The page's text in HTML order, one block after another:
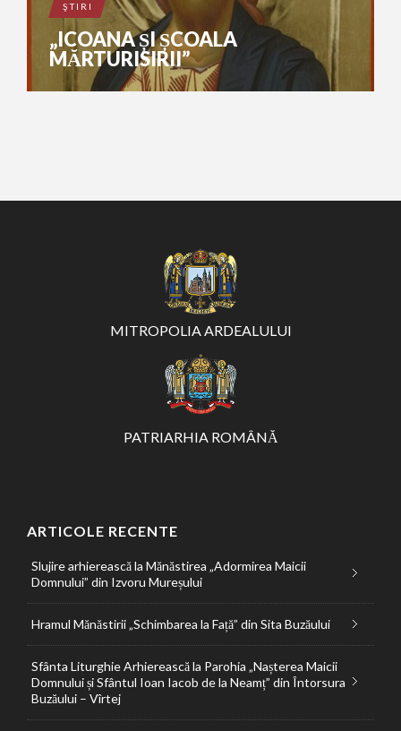
ŞTIRI
„ICOANA ȘI ȘCOALA
MĂRTURISIRII”
MITROPOLIA ARDEALULUI
PATRIARHIA ROMÂNĂ
ARTICOLE RECENTE
Slujire arhierească la Mănăstirea „Adormirea Maicii
Domnului” din Izvoru Mureșului
Hramul Mănăstirii „Schimbarea la Față” din Sita Buzăului
Sfânta Liturghie Arhierească la Parohia „Nașterea Maicii
Domnului și Sfântul Ioan Iacob de la Neamț” din Întorsura
Buzăului – Vîrtej